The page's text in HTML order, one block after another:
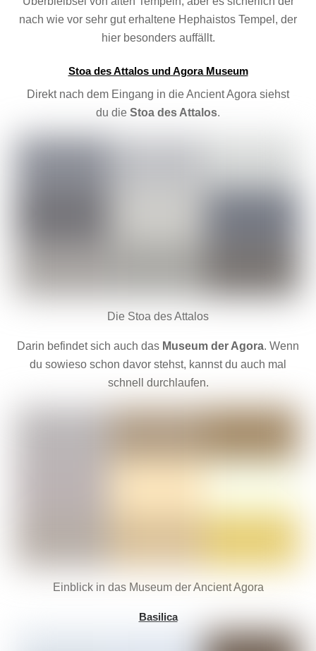
nach wie vor sehr gut erhaltene Hephaistos Tempel, der
hier besonders auffällt.
Stoa des Attalos und Agora Museum
Direkt nach dem Eingang in die Ancient Agora siehst
du die Stoa des Attalos.
Die Stoa des Attalos
Darin befindet sich auch das Museum der Agora. Wenn
du sowieso schon davor stehst, kannst du auch mal
schnell durchlaufen.
Einblick in das Museum der Ancient Agora
Basilica